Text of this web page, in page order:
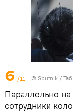
6 /11 © Sputnik /
Параллельно
сотрудники